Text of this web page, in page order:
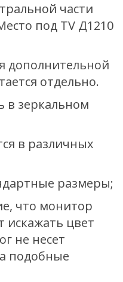
части
под TV Д1210
дополнительной
отдельно.
в зеркальном
в различных
размеры;
что монитор
цвет
не несет
подобные